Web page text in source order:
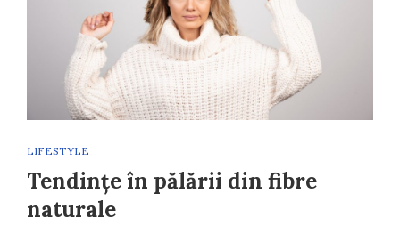
LIFESTYLE
Tendințe în pălării din fibre
naturale